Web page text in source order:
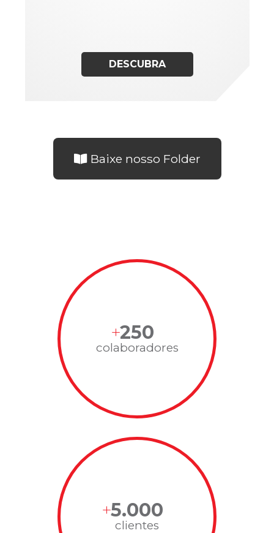
DESCUBRA
Baixe nosso Folder
250
colaboradores
5.000
clientes